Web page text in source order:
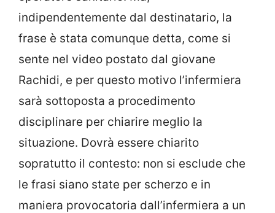
indipendentemente dal destinatario, la
frase è stata comunque detta, come si
sente nel video postato dal giovane
Rachidi, e per questo motivo l’infermiera
sarà sottoposta a procedimento
disciplinare per chiarire meglio la
situazione. Dovrà essere chiarito
sopratutto il contesto: non si esclude che
le frasi siano state per scherzo e in
maniera provocatoria dall’infermiera a un